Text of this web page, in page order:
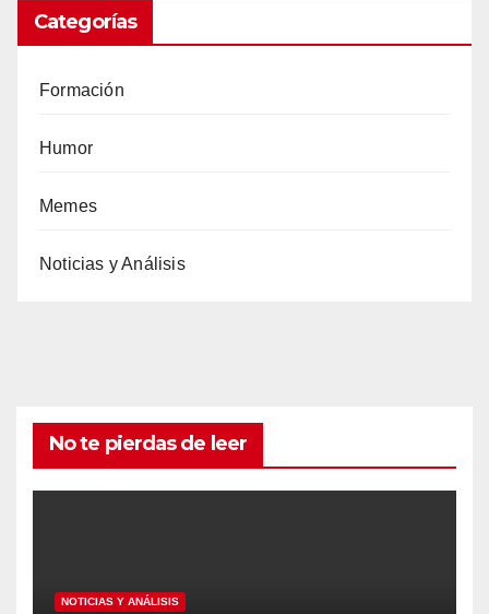
Categorías
Formación
Humor
Memes
Noticias y Análisis
No te pierdas de leer
NOTICIAS Y ANÁLISIS